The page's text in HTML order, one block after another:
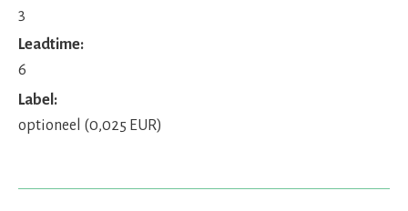
3
Leadtime:
6
Label:
optioneel (0,025 EUR)